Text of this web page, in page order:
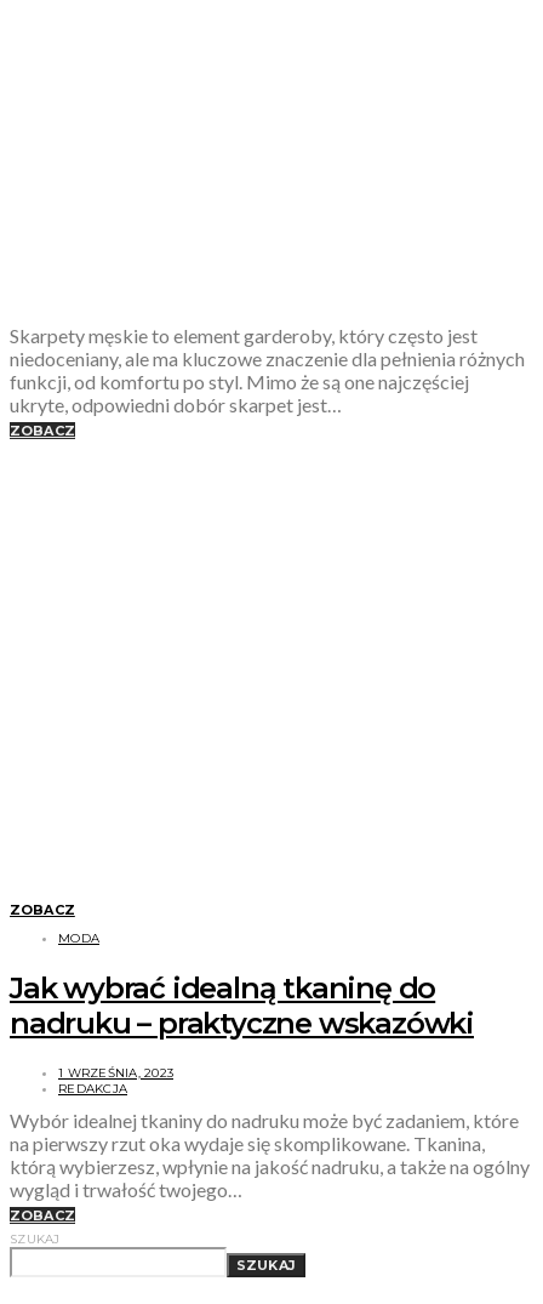
Skarpety męskie to element garderoby, który często jest
niedoceniany, ale ma kluczowe znaczenie dla pełnienia różnych
funkcji, od komfortu po styl. Mimo że są one najczęściej
ukryte, odpowiedni dobór skarpet jest…
ZOBACZ
ZOBACZ
MODA
Jak wybrać idealną tkaninę do
nadruku – praktyczne wskazówki
1 WRZEŚNIA, 2023
REDAKCJA
Wybór idealnej tkaniny do nadruku może być zadaniem, które
na pierwszy rzut oka wydaje się skomplikowane. Tkanina,
którą wybierzesz, wpłynie na jakość nadruku, a także na ogólny
wygląd i trwałość twojego…
ZOBACZ
SZUKAJ
SZUKAJ